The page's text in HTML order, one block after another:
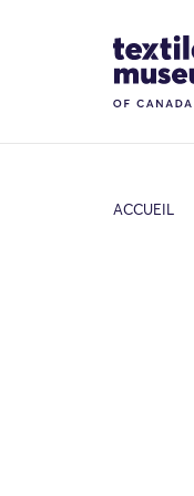
Site Logo
ACCUEIL